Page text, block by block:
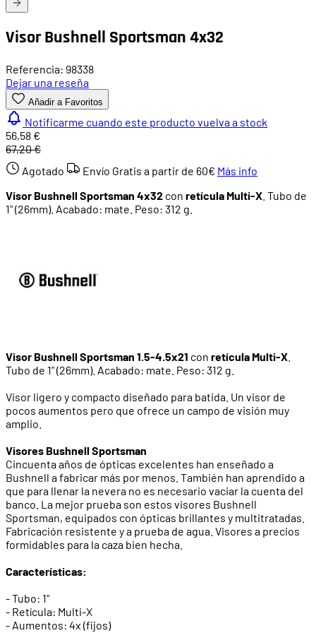
Visor Bushnell Sportsman 4x32
Referencia: 98338
Dejar una reseña
Añadir a Favoritos
Notificarme cuando este producto vuelva a stock
56,58 €
67,20 €
Agotado
Envío Gratis a partir de 60€ Más info
Visor Bushnell Sportsman 4x32 con retícula Multi-X . Tubo de
1" (26mm). Acabado: mate. Peso: 312 g.
Visor Bushnell Sportsman 1.5-4.5x21 con retícula Multi-X
Tubo de 1" (26mm). Acabado: mate. Peso: 312 g.
Visor ligero y compacto diseñado para batida. Un visor de
pocos aumentos pero que ofrece un campo de visión muy
amplio.
Visores Bushnell Sportsman
Cincuenta años de ópticas excelentes han enseñado a
Bushnell a fabricar más por menos. También han aprendido a
que para llenar la nevera no es necesario vaciar la cuenta del
banco. La mejor prueba son estos visores Bushnell
Sportsman, equipados con ópticas brillantes y multitratadas.
Fabricación resistente y a prueba de agua. Visores a precios
formidables para la caza bien hecha.
Características:
- Tubo: 1"
- Retícula: Multi-X
- Aumentos: 4x (fijos)